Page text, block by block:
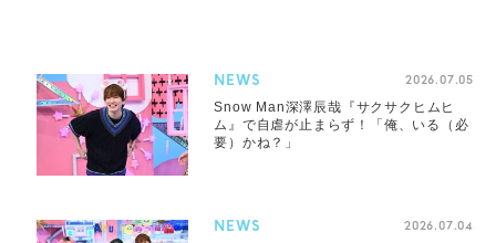
NEWS 2026.07.05
Snow Man深澤辰哉『サクサクヒムヒ
ム』で自虐が止まらず！「俺、いる（必
要）かね？」
NEWS 2026.07.04